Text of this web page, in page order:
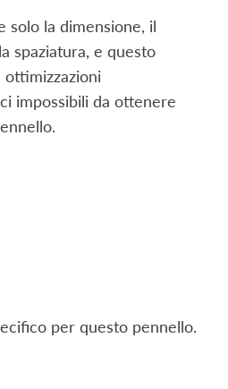
solo la dimensione, il
spaziatura, e questo
impossibili da ottenere
per questo pennello.